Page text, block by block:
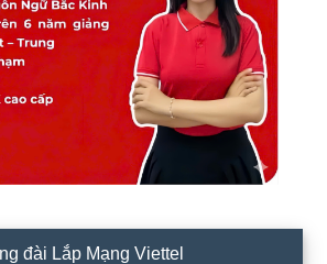
đài Lắp Mạng Viettel